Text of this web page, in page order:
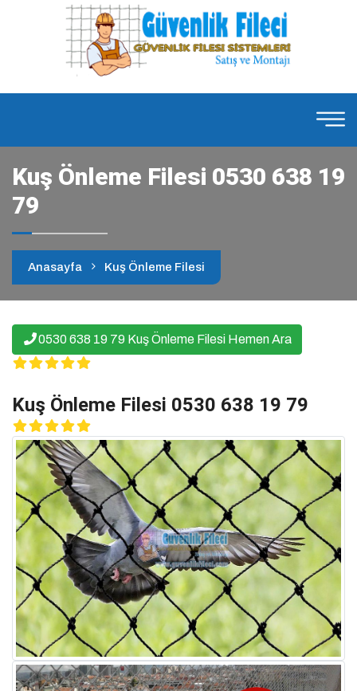
Kuş Önleme Filesi 0530 638 19
79
Anasayfa Kuş Önleme Filesi
0530 638 19 79 Kuş Önleme Filesi Hemen Ara
Kuş Önleme Filesi 0530 638 19 79